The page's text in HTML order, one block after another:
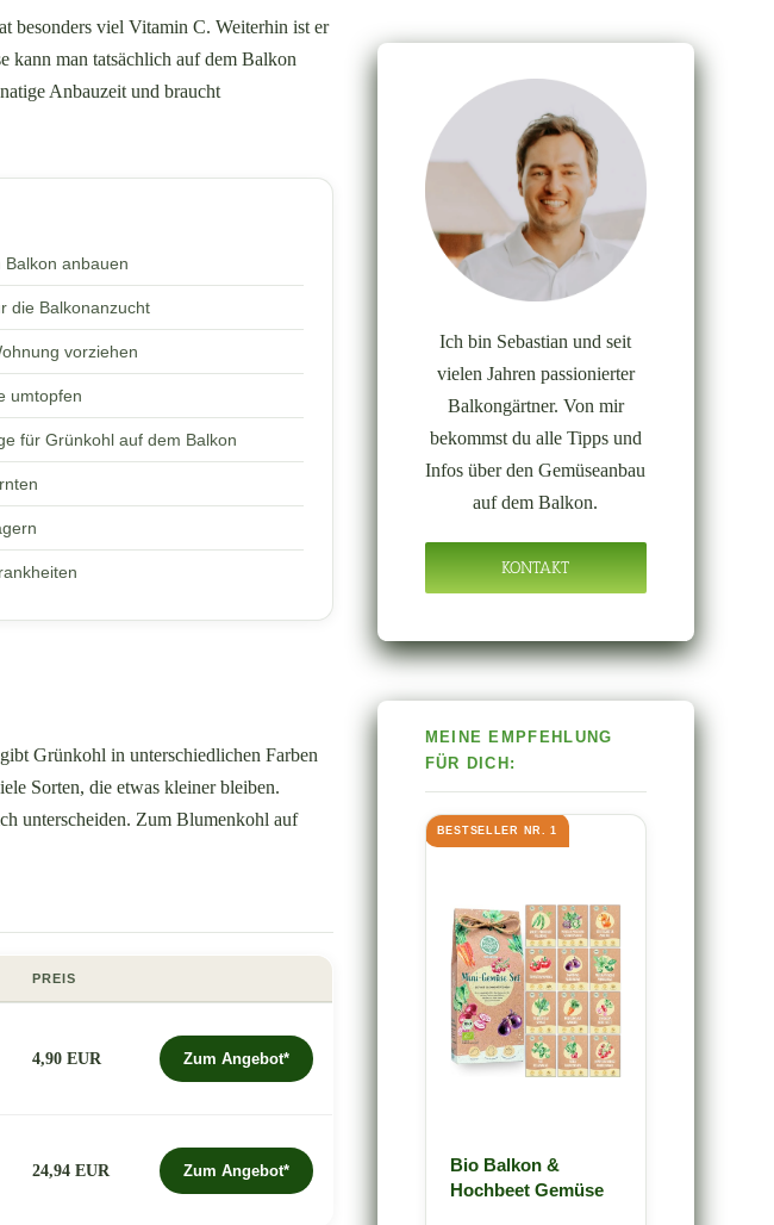
besonders viel Vitamin C. Weiterhin ist er
kann man tatsächlich auf dem Balkon
Anbauzeit und braucht
anbauen
die Balkonanzucht
vorziehen
umtopfen
für Grünkohl auf dem Balkon
Grünkohl in unterschiedlichen Farben
Sorten, die etwas kleiner bleiben.
unterscheiden. Zum Blumenkohl auf
PREIS
4,90 EUR Zum Angebot*
24,94 EUR Zum Angebot*
Ich bin Sebastian und seit
vielen Jahren passionierter
Balkongärtner. Von mir
bekommst du alle Tipps und
Infos über den Gemüseanbau
auf dem Balkon.
KONTAKT
BESTSELLER NR. 1
Bio Balkon &
Hochbeet Gemüse